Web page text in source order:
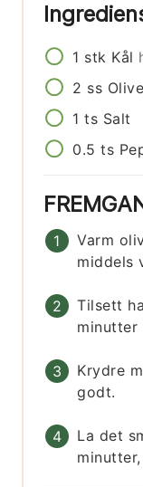
1 stk Kål
2 ss
1 ts Salt
0.5 ts
Varm
middels
Tilsett
Krydre
godt.
La det